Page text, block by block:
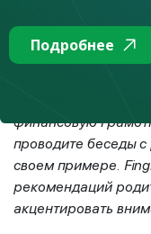
Погружая ребенка
нем интерес к его
благополучию в
вас, никто этого
финансовую
проводите беседы
своем примере.
рекомендаций
акцентировать
Подробнее